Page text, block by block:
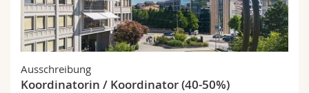
Ausschreibung
Koordinatorin / Koordinator (40-50%)